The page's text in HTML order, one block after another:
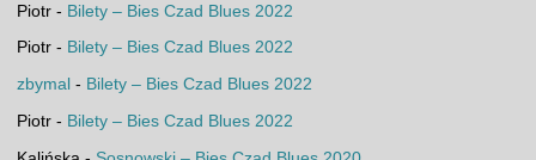
Piotr- Bilety – Bies Czad Blues 2022
Piotr- Bilety – Bies Czad Blues 2022
zbymal - Bilety – Bies Czad Blues 2022
Piotr- Bilety – Bies Czad Blues 2022